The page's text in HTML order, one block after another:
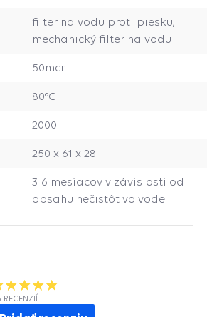
filter na vodu proti piesku,
mechanický filter na vodu
50mcr
80°C
2000
250 x 61 x 28
3-6 mesiacov v závislosti od
obsahu nečistôt vo vode
RECENZIÍ